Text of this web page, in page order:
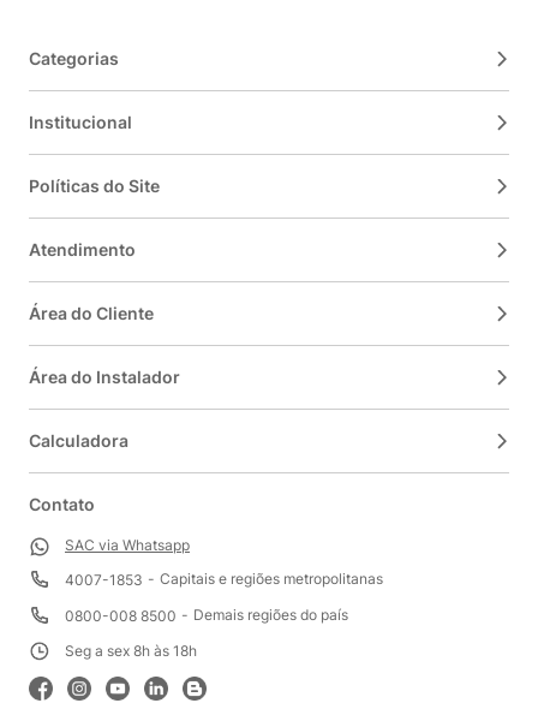
Categorias
Institucional
Políticas do Site
Atendimento
Área do Cliente
Área do Instalador
Calculadora
Contato
SAC via Whatsapp
4007-1853
Capitais e regiões metropolitanas
0800-008 8500
Demais regiões do país
Seg a sex 8h às 18h